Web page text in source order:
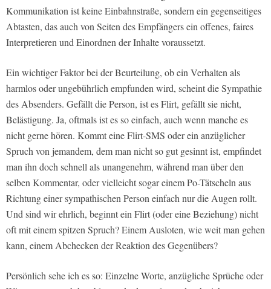
Kommunikation ist keine Einbahnstraße, sondern ein gegenseitiges
Abtasten, das auch von Seiten des Empfängers ein offenes, faires
Interpretieren und Einordnen der Inhalte voraussetzt.
Ein wichtiger Faktor bei der Beurteilung, ob ein Verhalten als
harmlos oder ungebührlich empfunden wird, scheint die Sympathie
des Absenders. Gefällt die Person, ist es Flirt, gefällt sie nicht,
Belästigung. Ja, oftmals ist es so einfach, auch wenn manche es
nicht gerne hören. Kommt eine Flirt-SMS oder ein anzüglicher
Spruch von jemandem, dem man nicht so gut gesinnt ist, empfindet
man ihn doch schnell als unangenehm, während man über den
selben Kommentar, oder vielleicht sogar einem Po-Tätscheln aus
Richtung einer sympathischen Person einfach nur die Augen rollt.
Und sind wir ehrlich, beginnt ein Flirt (oder eine Beziehung) nicht
oft mit einem spitzen Spruch? Einem Ausloten, wie weit man gehen
kann, einem Abchecken der Reaktion des Gegenübers?
Persönlich sehe ich es so: Einzelne Worte, anzügliche Sprüche oder